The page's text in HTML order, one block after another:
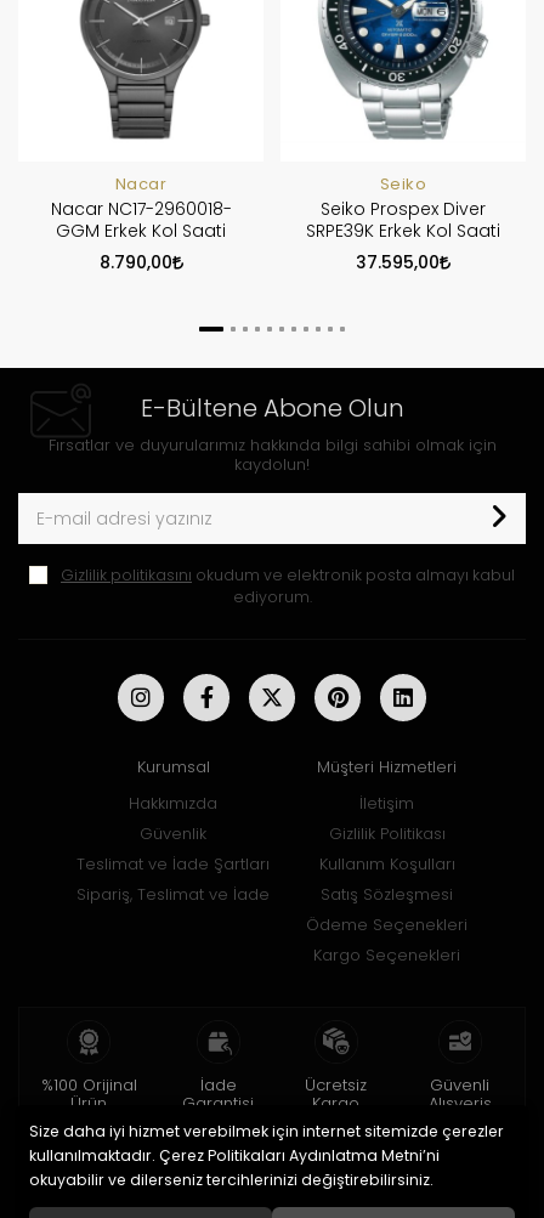
Nacar
Nacar NC17-2960018-
GGM Erkek Kol Saati
8.790,00
Seiko
Seiko Prospex Diver
SRPE39K Erkek Kol Saati
37.595,00
E-Bültene Abone Olun
Fırsatlar ve duyurularımız hakkında bilgi sahibi olmak için
kaydolun!
Gizlilik politikasını okudum ve elektronik posta almayı kabul
ediyorum.
Kurumsal
Hakkımızda
Güvenlik
Teslimat ve İade Şartları
Sipariş, Teslimat ve İade
Müşteri Hizmetleri
İletişim
Gizlilik Politikası
Kullanım Koşulları
Satış Sözleşmesi
Ödeme Seçenekleri
Kargo Seçenekleri
%100 Orijinal
Ürün
2 yıl garanti
İade
Garantisi
15 gün içinde
iade
Ücretsiz
Kargo
150 TL ve üzeri
Güvenli
Alışveriş
256bit SSL ile
Size daha iyi hizmet verebilmek için internet sitemizde çerezler
kullanılmaktadır. Çerez Politikaları Aydınlatma Metni’ni
okuyabilir ve dilerseniz tercihlerinizi değiştirebilirsiniz.